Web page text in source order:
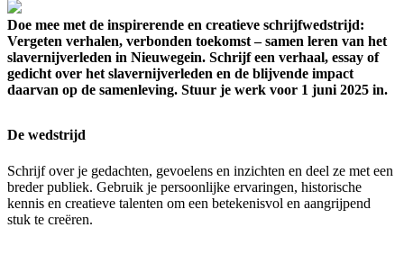
Doe mee met de inspirerende en creatieve schrijfwedstrijd:
Vergeten verhalen, verbonden toekomst – samen leren van het
slavernijverleden in Nieuwegein. Schrijf een verhaal, essay of
gedicht over het slavernijverleden en de blijvende impact
daarvan op de samenleving. Stuur je werk voor 1 juni 2025 in.
De wedstrijd
Schrijf over je gedachten, gevoelens en inzichten en deel ze met een
breder publiek. Gebruik je persoonlijke ervaringen, historische
kennis en creatieve talenten om een betekenisvol en aangrijpend
stuk te creëren.